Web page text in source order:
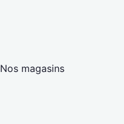
Nos magasins